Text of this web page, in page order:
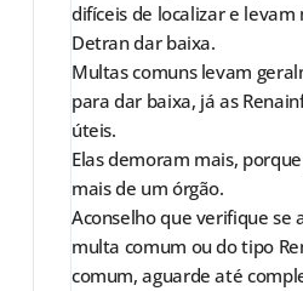
difíceis de localizar e
Detran dar baixa.
Multas comuns levam
para dar baixa, já as
úteis.
Elas demoram mais,
mais de um órgão.
Aconselho que verifique se
multa comum ou do tipo
comum, aguarde até